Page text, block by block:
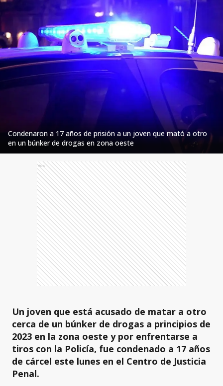
Condenaron a 17 años de prisión a un joven que mató a otro
en un búnker de drogas en zona oeste
Ads
Un joven que está acusado de matar a otro
cerca de un búnker de drogas a principios de
2023 en la zona oeste y por enfrentarse a
tiros con la Policía, fue condenado a 17 años
de cárcel este lunes en el Centro de Justicia
Penal.